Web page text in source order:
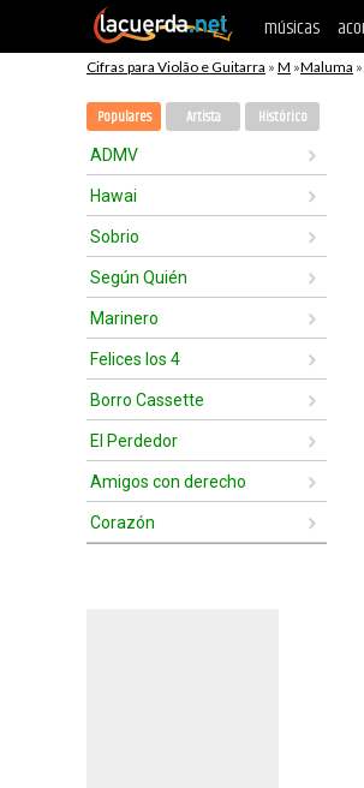
músicas
Cifras para Violão e Guitarra » M »Maluma
Populares Artista Histórico
ADMV
Hawai
Sobrio
Según Quién
Marinero
Felices los 4
Borro Cassette
El Perdedor
Amigos con derecho
Corazón